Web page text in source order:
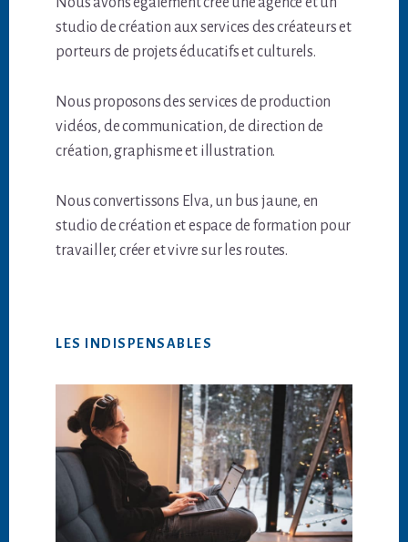
studio de création aux services des créateurs et
porteurs de projets éducatifs et culturels.
Nous proposons des services de production
vidéos, de communication, de direction de
création, graphisme et illustration.
Nous convertissons Elva, un bus jaune, en
studio de création et espace de formation pour
travailler, créer et vivre sur les routes.
LES INDISPENSABLES